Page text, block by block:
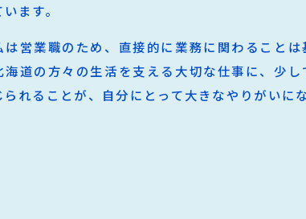
ます。
は営業職のため、直接的に業務に関わること
海道の方々の生活を支える大切な仕事に、少
られることが、自分にとって大きなやりがいにな